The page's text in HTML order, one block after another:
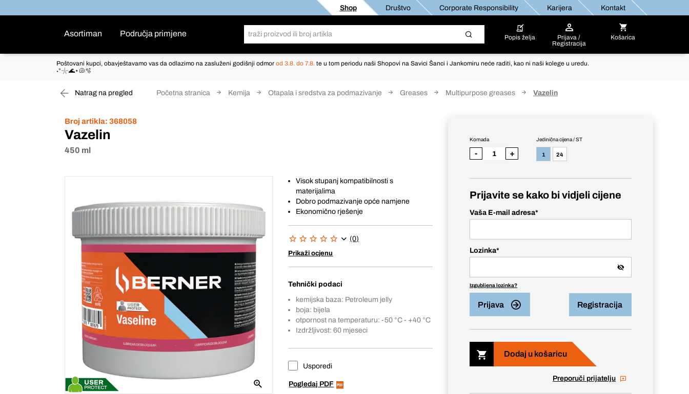
Shop Društvo Corporate Responsibility Karijera Kontakt
Asortiman Područja primjene Popis želja
Prijava /
Registracija
Košarica
Poštovani kupci, obavještavamo vas da odlazimo na zasluženi godišnji odmor od 3.8. do 7.8. te u tom periodu naši Shopovi na Savici Šanci i Jankomiru neće raditi, kao ni naši kolege u uredu.
˖°𓇼🌊⋆🐚🫧
Natrag na pregled Početna stranica Kemija Otapala i sredstva za podmazivanje Greases Multipurpose greases Vazelin
Broj artikla: 368058
Vazelin
450 ml
Visok stupanj kompatibilnosti s
materijalima
Dobro podmazivanje opće namjene
Ekonomično rješenje
(0)
Prikaži ocjenu
Tehnički podaci
kemijska baza: Petroleum jelly
boja: bijela
otpornost na temperaturu: -50 °C - +40 °C
Izdržljivost: 60 mjeseci
Usporedi
Pogledaj PDF
Jedinična cijena / ST
1 24
Komada
- +
Prijavite se kako bi vidjeli cijene
Vaša E-mail adresa*
Lozinka*
Izgubljena lozinka?
Prijava Registracija
Dodaj u košaricu
Preporuči prijatelju